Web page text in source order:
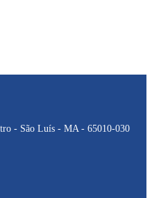
- São Luís - MA - 65010-030